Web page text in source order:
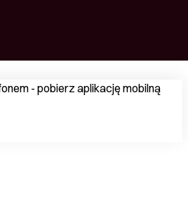
- pobierz aplikację mobilną